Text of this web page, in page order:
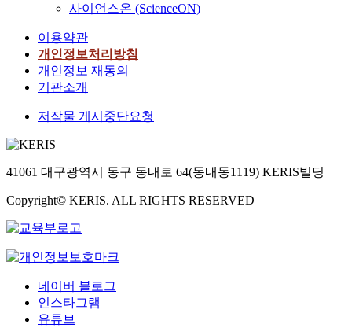
사이언스온 (ScienceON)
이용약관
개인정보처리방침
개인정보 재동의
기관소개
저작물 게시중단요청
41061 대구광역시 동구 동내로 64(동내동1119) KERIS빌딩
Copyright© KERIS. ALL RIGHTS RESERVED
네이버 블로그
인스타그램
유튜브